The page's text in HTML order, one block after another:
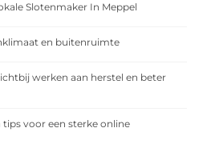
Slotenmaker In Meppel
en buitenruimte
werken aan herstel en beter
voor een sterke online